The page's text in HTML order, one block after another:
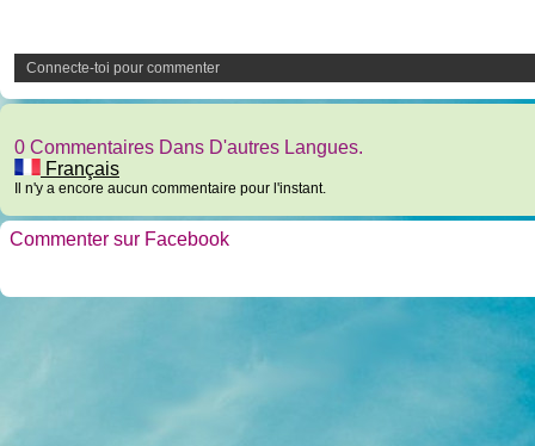
Connecte-toi pour commenter
0 Commentaires Dans D'autres Langues.
Français
Il n'y a encore aucun commentaire pour l'instant.
Commenter sur Facebook